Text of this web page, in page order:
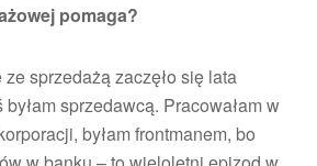
pomaga?
sprzedażą zaczęło się lata
sprzedawcą. Pracowałam w
byłam frontmanem, bo